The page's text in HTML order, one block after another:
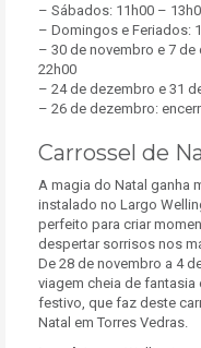
– Sábados: 11h00 –
– Domingos e Feriados:
– 30 de novembro e 7 de
22h00
– 24 de dezembro e 31
– 26 de dezembro:
Carrossel de
A magia do Natal ganha
instalado no Largo
perfeito para criar
despertar sorrisos nos
De 28 de novembro a 4
viagem cheia de fantasia
festivo, que faz deste
Natal em Torres Vedras.